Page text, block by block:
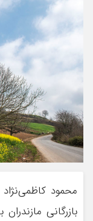
محمود
بازرگانی